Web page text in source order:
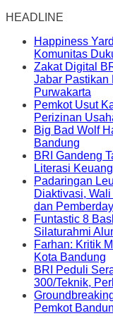
HEADLINE
Happiness
Komunitas
Zakat Digital
Jabar Pastikan
Purwakarta
Pemkot Usut
Perizinan
Big Bad Wolf
Bandung
BRI Gandeng
Literasi
Padaringan
Diaktivasi,
dan
Funtastic 8
Silaturahmi
Farhan: Kritik
Kota Bandung
BRI Peduli
300/Teknik,
Pemkot